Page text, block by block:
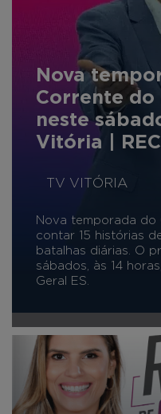
Nova
Corrente do
neste
Vitória |
TV VITÓRIA
Nova temporada do
contar 15 histórias
batalhas diárias. O
sábados, às 14
Geral ES.